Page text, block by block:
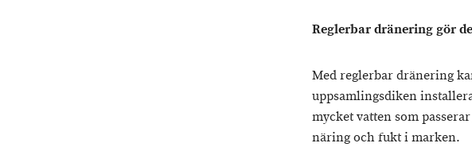
Reglerbar dränering gör
Med reglerbar dränering
uppsamlingsdiken
mycket vatten som
näring och fukt i marken.